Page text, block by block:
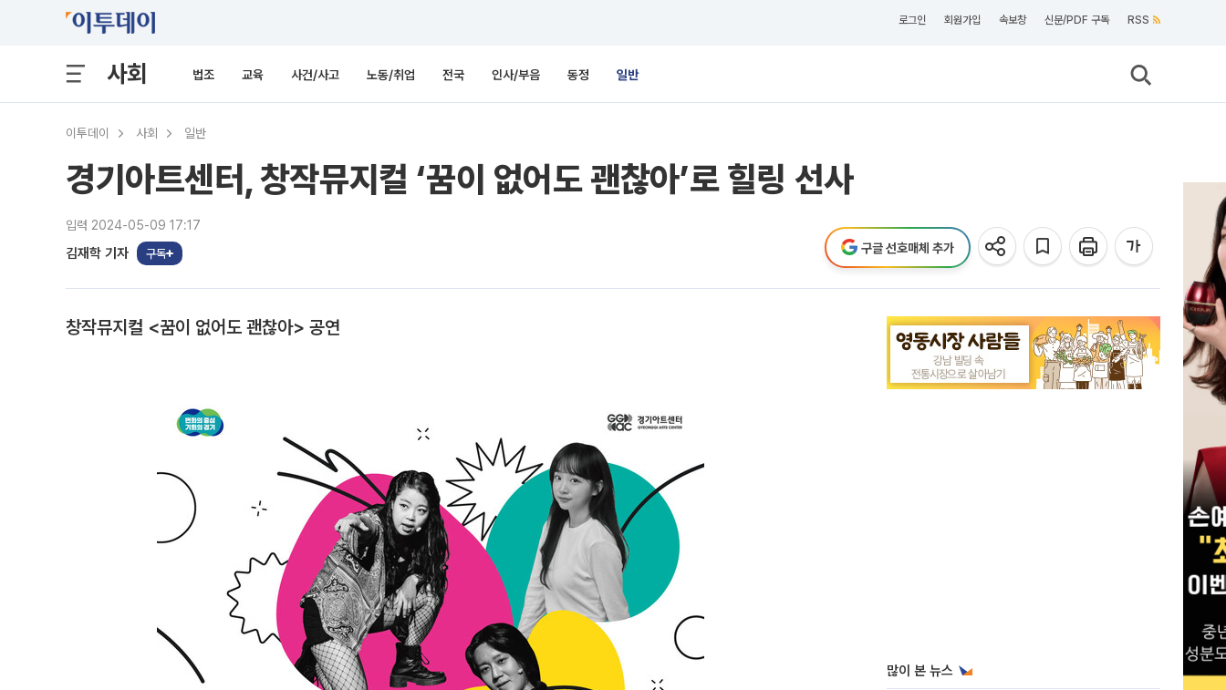
로그인 회원가입 속보창 신문/PDF 구독 RSS
사회 법조 교육 사건/사고 노동/취업 전국 인사/부음 동정 일반
이투데이 사회 일반
경기아트센터, 창작뮤지컬 ‘꿈이 없어도 괜찮아’로 힐링 선사
입력 2024-05-09 17:17
김재학 기자 구독 구글 선호매체 추가
창작뮤지컬 <꿈이 없어도 괜찮아> 공연
많이 본 뉴스